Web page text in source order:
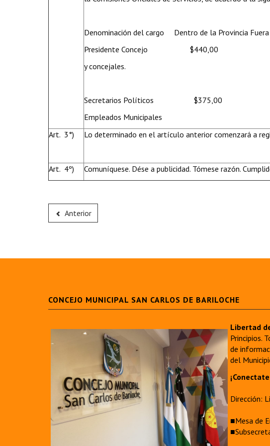
Denominación del cargo Dentro de la Provincia Fuera
Presidente Concejo $440,00
y concejales.
Secretarios Políticos
Empleados Municipales
Art. 3°)
Lo determinado en el artículo anterior comenzará a
Art. 4º) Comuníquese. Dése a publicidad. Tómese razón.
Anterior
CONCEJO MUNICIPAL SAN CARLOS DE BARILOCHE
Libertad
Principios.
de
del
Dirección:
■Mesa de